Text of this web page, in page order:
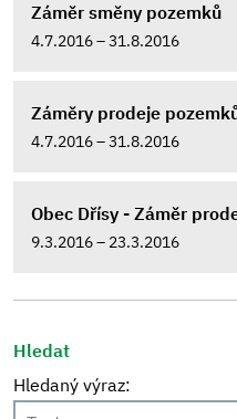
Záměr směny pozemků
4.7.2016 – 31.8.2016
Záměry prodeje
4.7.2016 – 31.8.2016
Obec Dřísy - Záměr
9.3.2016 – 23.3.2016
Hledat
Hledaný výraz: